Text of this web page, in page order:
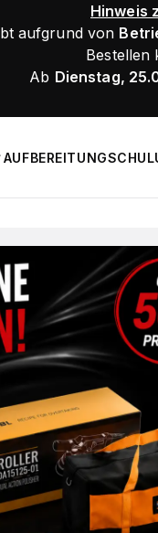
Hinweis
aufgrund von
Bestellen
Ab Dienstag,
AUFBEREITUNG